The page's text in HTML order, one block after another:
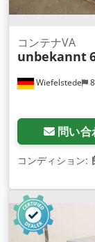
Wiefelstede
コンテナVA
unbekannt
問い合
コンディション: